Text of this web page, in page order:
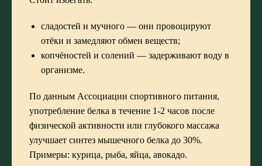
сладостей и мучного — они провоцируют
отёки и замедляют обмен веществ;
копчёностей и солений — задерживают воду в
организме.
По данным Ассоциации спортивного питания,
употребление белка в течение 1-2 часов после
физической активности или глубокого массажа
улучшает синтез мышечного белка до 30%.
Примеры: курица, рыба, яйца, авокадо.